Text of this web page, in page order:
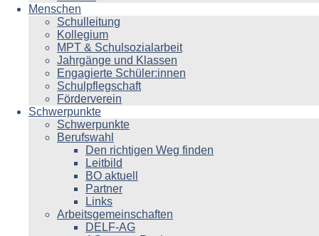
Menschen
Schulleitung
Kollegium
MPT & Schulsozialarbeit
Jahrgänge und Klassen
Engagierte Schüler:innen
Schulpflegschaft
Förderverein
Schwerpunkte
Schwerpunkte
Berufswahl
Den richtigen Weg finden
Leitbild
BO aktuell
Partner
Links
Arbeitsgemeinschaften
DELF-AG